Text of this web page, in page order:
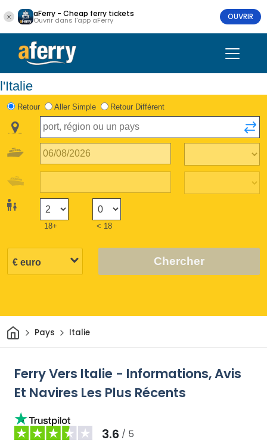
aFerry - Cheap ferry tickets
Ouvrir dans l'app aFerry OUVRIR
l'Italie
Retour Aller Simple Retour Différent
18+ < 18
Chercher
Maison
Pays Italie
Ferry Vers Italie - Informations, Avis
Et Navires Les Plus Récents
3.6 / 5